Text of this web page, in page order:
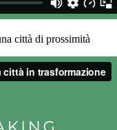
città di prossimità